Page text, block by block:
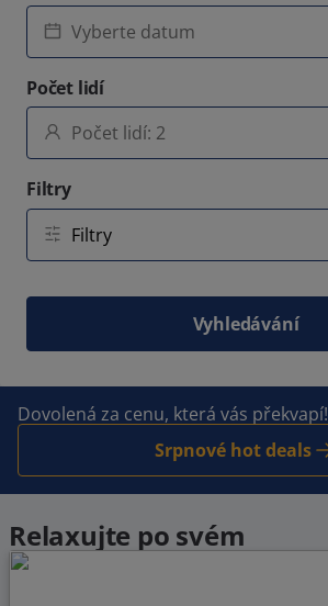
Počet lidí
Filtry
Vyhledávání
Dovolená za cenu, která vás překvapí!
Srpnové hot deals
Relaxujte po svém